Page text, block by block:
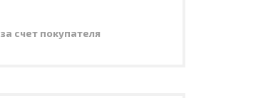
за счет покупателя